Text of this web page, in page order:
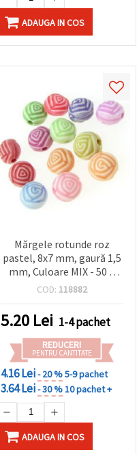
ADAUGA IN COS
Mărgele rotunde roz
pastel, 8x7 mm, gaură 1,5
mm, Culoare MIX - 50 g
(~200 buc)
COD: 118882
5.20 Lei 1-4 pachet
REDUCERI
PENTRU CANTITATE
4.16 Lei- 20 %5-9 pachet
3.64 Lei- 30 %10 pachet +
ADAUGA IN COS